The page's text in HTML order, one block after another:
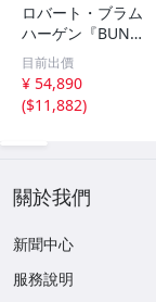
ロバート・ブラム
ハーゲン『BUNG
ALOW BY THE SE
A』リアリズム ア
クリル画 原画 直
筆 風景画 絵画 額
目前出價
¥ 54,890
($11,882)
關於我們
新聞中心
服務說明